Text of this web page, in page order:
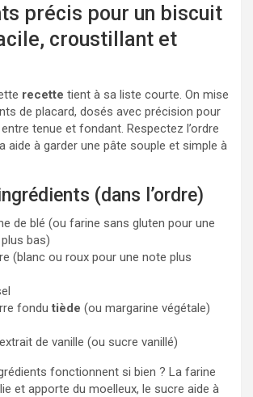
précis pour un biscuit
croustillant et
recette tient à sa liste courte. On mise
de placard, dosés avec précision pour
tenue et fondant. Respectez l’ordre
aide à garder une pâte souple et simple à
(dans l’ordre)
de blé (ou farine sans gluten pour une
bas)
(blanc ou roux pour une note plus
fondutiède (ou margarine végétale)
de vanille (ou sucre vanillé)
fonctionnent si bien ? La farine
et apporte du moelleux, le sucre aide à